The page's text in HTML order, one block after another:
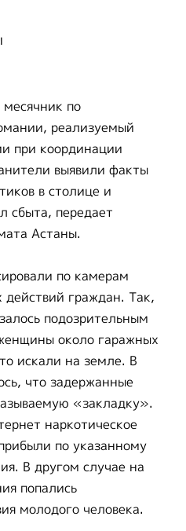
по
реализуемый
при координации
выявили факты
в столице и
сбыта, передает
Астаны.
по камерам
действий граждан. Так,
подозрительным
около гаражных
искали на земле. В
что задержанные
«закладку».
наркотическое
по указанному
В другом случае на
попались
молодого человека.